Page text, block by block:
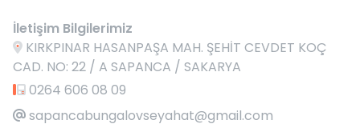
İletişim Bilgilerimiz
KIRKPINAR HASANPAŞA MAH. ŞEHİT CEVDET KOÇ
CAD. NO: 22 / A SAPANCA / SAKARYA
0264 606 08 09
sapancabungalovseyahat@gmail.com